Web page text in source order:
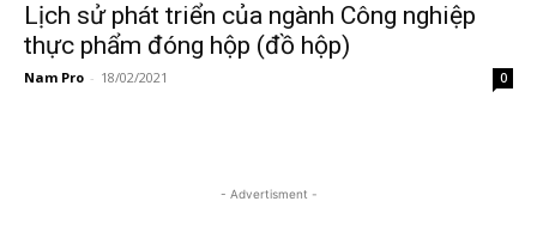
Lịch sử phát triển của ngành Công nghiệp
thực phẩm đóng hộp (đồ hộp)
Nam Pro - 18/02/2021 0
- Advertisment -